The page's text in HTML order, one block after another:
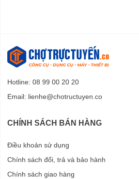
Hotline: 08 99 00 20 20
Email: lienhe@chotructuyen.co
CHÍNH SÁCH BÁN HÀNG
Điều khoản sử dụng
Chính sách đổi, trả và bảo hành
Chính sách giao hàng